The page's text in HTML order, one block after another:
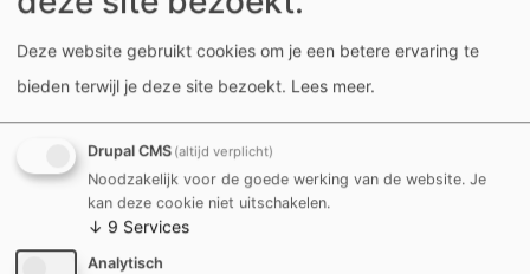
juiste team én de juiste persoon. 1777 staat in voor
contact met alle diensten van de stad en het OCMW,
maar ook met de politie, brandweer, Parko, De
Vlaamse Waterweg, ... We houden je steeds op de
hoogte van wat er gebeurt met jouw vraag.
Dankzij jouw vragen, opmerkingen en suggesties
maken we werk van een betere stad.
Deze website gebruikt cookies om je een betere ervaring te
bieden terwijl je deze site bezoekt. Lees meer.
Drupal CMS (altijd verplicht)
Noodzakelijk voor de goede werking van de website. Je
kan deze cookie niet uitschakelen.
↓ 9 Services
Analytisch